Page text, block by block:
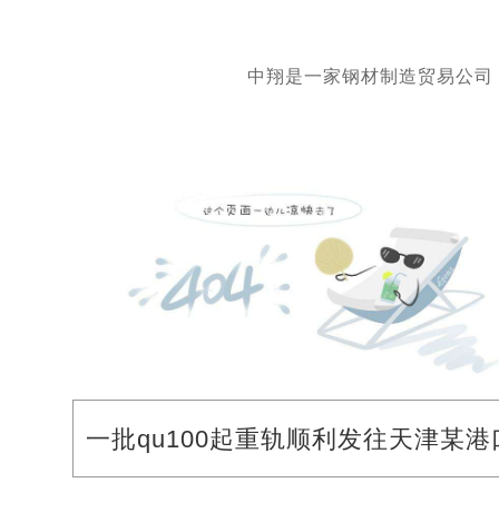
中翔是一家钢材制造贸易公
一批qu100起重轨顺利发往天津某港